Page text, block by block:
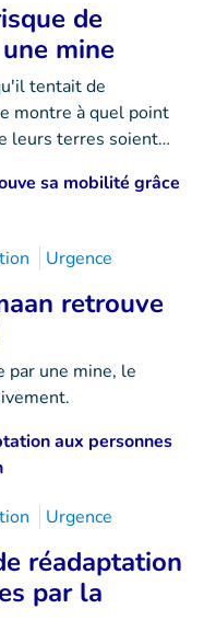
de
mine
tentait de
montre à quel point
leurs terres soient…
Urgence
retrouve
par une mine, le
Urgence
réadaptation
par la